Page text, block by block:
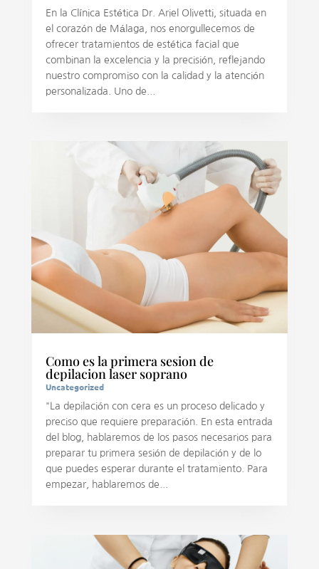
En la Clínica Estética Dr. Ariel Olivetti, situada en
el corazón de Málaga, nos enorgullecemos de
ofrecer tratamientos de estética facial que
combinan la excelencia y la precisión, reflejando
nuestro compromiso con la calidad y la atención
personalizada. Uno de...
Como es la primera sesion de
depilacion laser soprano
Uncategorized
"La depilación con cera es un proceso delicado y
preciso que requiere preparación. En esta entrada
del blog, hablaremos de los pasos necesarios para
preparar tu primera sesión de depilación y de lo
que puedes esperar durante el tratamiento. Para
empezar, hablaremos de...